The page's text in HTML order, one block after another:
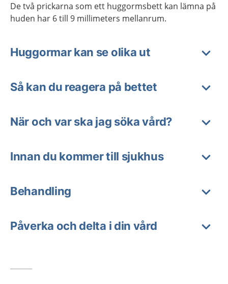
De två prickarna som ett huggormsbett kan lämna på
huden har 6 till 9 millimeters mellanrum.
Huggormar kan se olika ut
Så kan du reagera på bettet
När och var ska jag söka vård?
Innan du kommer till sjukhus
Behandling
Påverka och delta i din vård